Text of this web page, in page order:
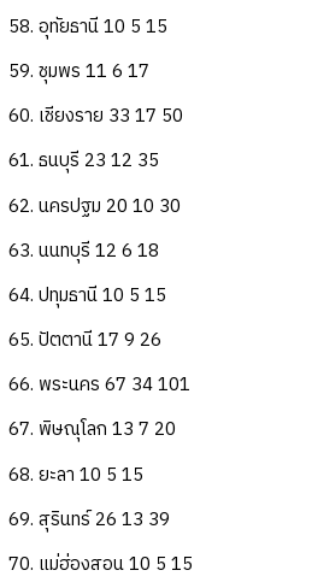
58. อุทัยธานี 10 5 15
59. ชุมพร 11 6 17
60. เชียงราย 33 17 50
61. ธนบุรี 23 12 35
62. นครปฐม 20 10 30
63. นนทบุรี 12 6 18
64. ปทุมธานี 10 5 15
65. ปัตตานี 17 9 26
66. พระนคร 67 34 101
67. พิษณุโลก 13 7 20
68. ยะลา 10 5 15
69. สุรินทร์ 26 13 39
70. แม่ฮ่องสอน 10 5 15